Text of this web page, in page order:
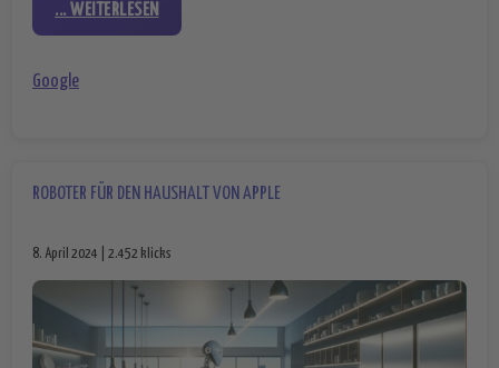
... WEITERLESEN
Google
ROBOTER FÜR DEN HAUSHALT VON APPLE
8. April 2024 | 2.452 klicks